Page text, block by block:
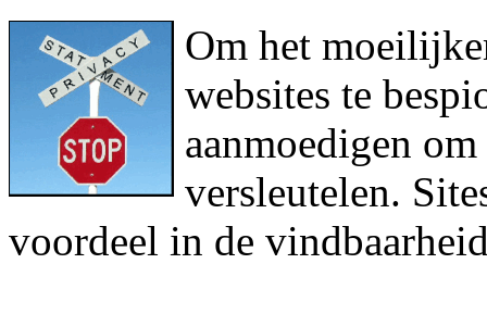
Om het
websites te
aanmoedigen
versleutelen.
voordeel in de